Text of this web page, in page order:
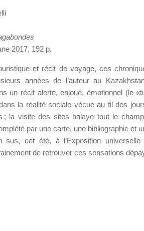
2017, 192 p.
et récit de voyage, ces
années de l’auteur au
un récit alerte, enjoué, émotionnel (le
la réalité sociale vécue au fil des
; la visite des sites balaye tout le
par une carte, une bibliographie et
sus, cet été, à l’Exposition universelle
de retrouver ces sensations